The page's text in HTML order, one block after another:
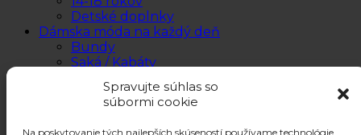
Spravujte súhlas so
súbormi cookie
Na poskytovanie tých najlepších skúseností používame technológie,
Detské doplnky
Dámska móda na každý deň
Bundy
Saká / Kabáty
Mikiny / Svetre
Nohavice / Tepláky